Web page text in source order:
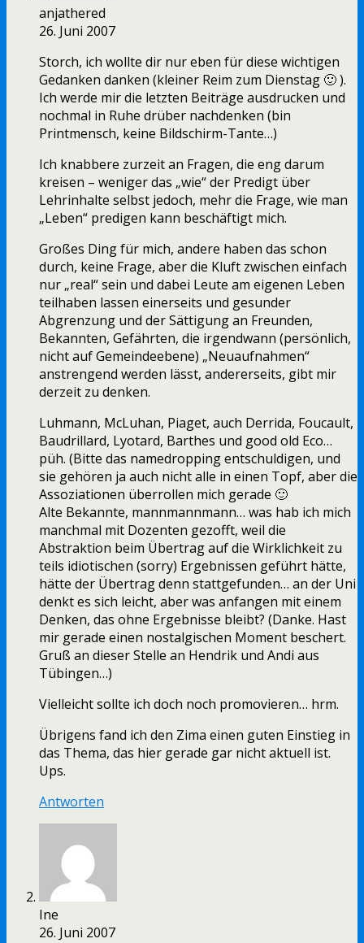
anjathered
26. Juni 2007
Storch, ich wollte dir nur eben für diese wichtigen
Gedanken danken (kleiner Reim zum Dienstag 🙂 ).
Ich werde mir die letzten Beiträge ausdrucken und
nochmal in Ruhe drüber nachdenken (bin
Printmensch, keine Bildschirm-Tante…)
Ich knabbere zurzeit an Fragen, die eng darum
kreisen – weniger das „wie“ der Predigt über
Lehrinhalte selbst jedoch, mehr die Frage, wie man
„Leben“ predigen kann beschäftigt mich.
Großes Ding für mich, andere haben das schon
durch, keine Frage, aber die Kluft zwischen einfach
nur „real“ sein und dabei Leute am eigenen Leben
teilhaben lassen einerseits und gesunder
Abgrenzung und der Sättigung an Freunden,
Bekannten, Gefährten, die irgendwann (persönlich,
nicht auf Gemeindeebene) „Neuaufnahmen“
anstrengend werden lässt, andererseits, gibt mir
derzeit zu denken.
Luhmann, McLuhan, Piaget, auch Derrida, Foucault,
Baudrillard, Lyotard, Barthes und good old Eco…
püh. (Bitte das namedropping entschuldigen, und
sie gehören ja auch nicht alle in einen Topf, aber die
Assoziationen überrollen mich gerade 🙂
Alte Bekannte, mannmannmann… was hab ich mich
manchmal mit Dozenten gezofft, weil die
Abstraktion beim Übertrag auf die Wirklichkeit zu
teils idiotischen (sorry) Ergebnissen geführt hätte,
hätte der Übertrag denn stattgefunden… an der Uni
denkt es sich leicht, aber was anfangen mit einem
Denken, das ohne Ergebnisse bleibt? (Danke. Hast
mir gerade einen nostalgischen Moment beschert.
Gruß an dieser Stelle an Hendrik und Andi aus
Tübingen…)
Vielleicht sollte ich doch noch promovieren… hrm.
Übrigens fand ich den Zima einen guten Einstieg in
das Thema, das hier gerade gar nicht aktuell ist.
Ups.
Antworten
Ine
26. Juni 2007